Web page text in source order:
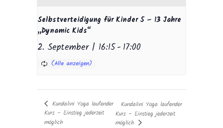
Selbstverteidigung für Kinder 5 – 13 Jahre
„Dynamic Kids“
2. September | 16:15-17:00
Kundalini Yoga laufender
Kurs – Einstieg jederzeit
möglich
Kundalini Yoga laufender
Kurs – Einstieg jederzeit
möglich